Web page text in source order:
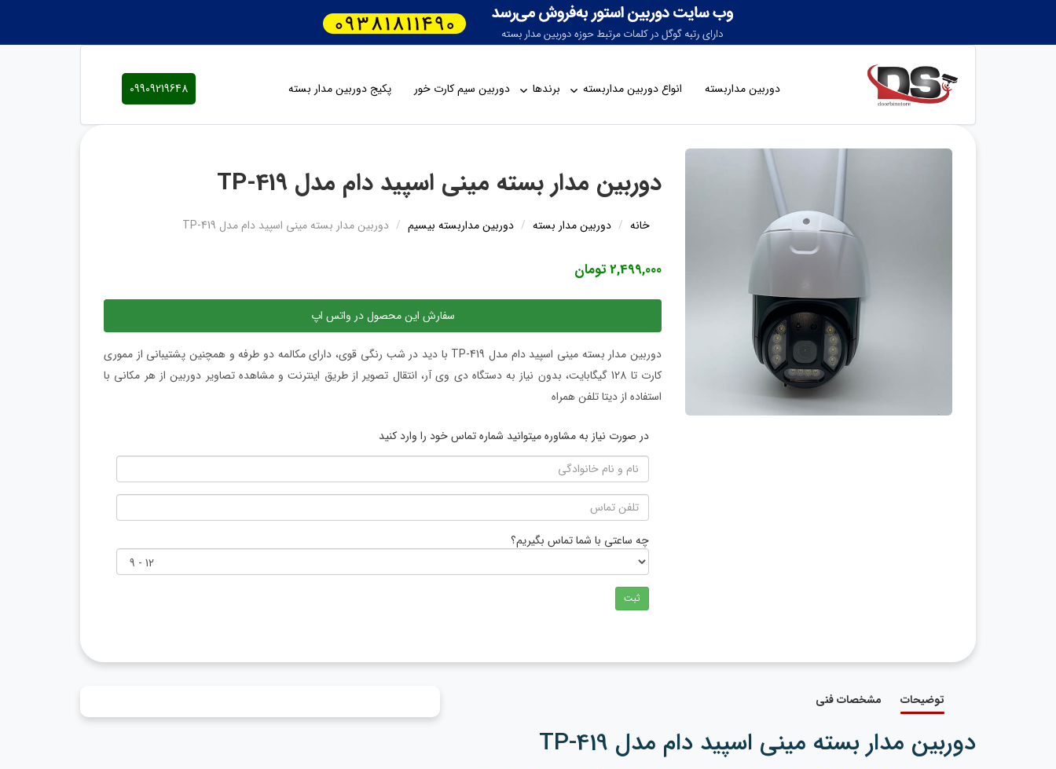
دوربین مداربسته انواع دوربین مداربسته برندها دوربین سیم کارت خور پکیج دوربین مدار بسته 09909219648
دوربین مدار بسته مینی اسپید دام مدل TP-419
خانه دوربین مدار بسته دوربین مداربسته بیسیم دوربین مدار بسته مینی اسپید دام مدل TP-419
2,499,000 تومان
سفارش این محصول در واتس اپ
دوربین مدار بسته مینی اسپید دام مدل TP-419 با دید در شب رنگی قوی، دارای مکالمه دو طرفه و همچنین پشتیبانی از مموری
کارت تا 128 گیگابایت، بدون نیاز به دستگاه دی وی آر، انتقال تصویر از طریق اینترنت و مشاهده تصاویر دوربین از هر مکانی با
استفاده از دیتا تلفن همراه
در صورت نیاز به مشاوره میتوانید شماره تماس خود را وارد کنید
چه ساعتی با شما تماس بگیریم؟
ثبت
توضیحات مشخصات فنی
دوربین مدار بسته مینی اسپید دام مدل TP-419